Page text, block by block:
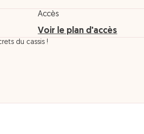
Accès
Voir le plan d'accès
du cassis !